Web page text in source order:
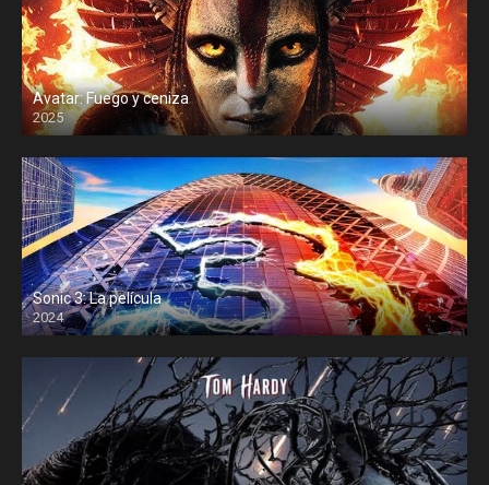
Avatar: Fuego y ceniza
2025
Sonic 3: La película
2024